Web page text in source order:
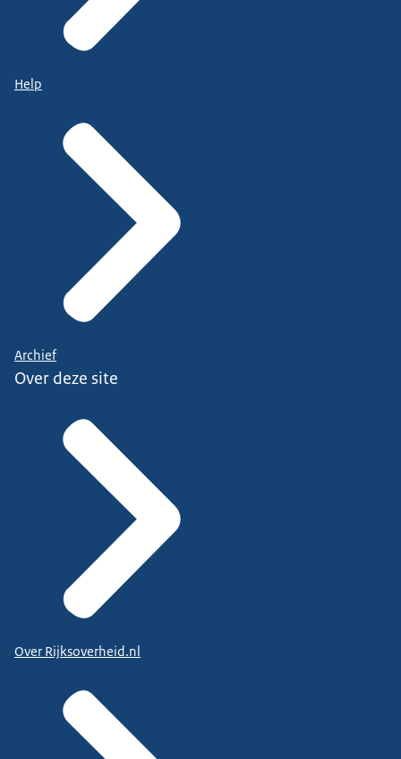
Help
Archief
Over deze site
Over Rijksoverheid.nl